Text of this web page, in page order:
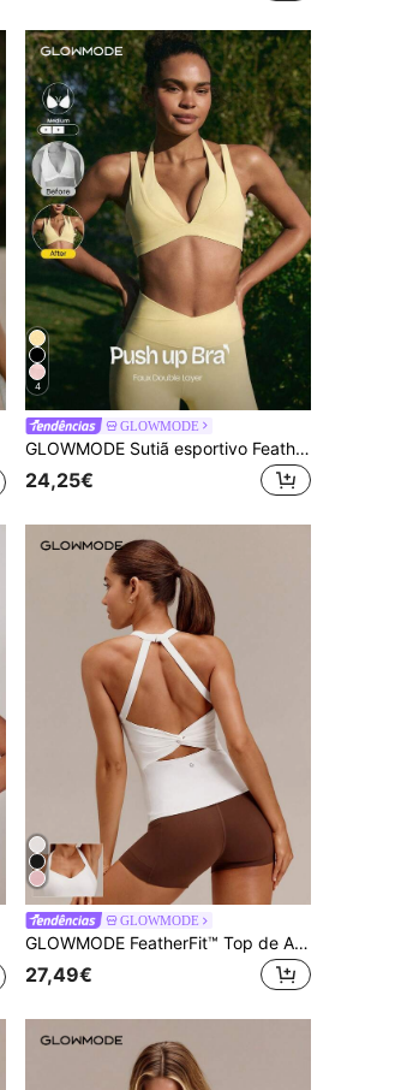
4
GLOWMODE
GLOWMODE Sutiã esportivo FeatherFit™-Sculpt Double Glow, macio como manteiga, elástico, compressivo, com bojos removíveis, efeito push-up, alças ajustáveis no pescoço, estilo 2 em 1, ideal para treinos de impacto médio, corrida e academia.
24,25€
GLOWMODE
GLOWMODE FeatherFit™ Top de Alça Ajustável sem Costas com Torção nas Costas, Baixo Impacto, para Ioga, Pilates e Uso Diário, com Copos Removíveis
27,49€